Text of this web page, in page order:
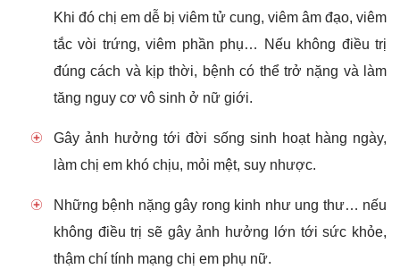
Khi đó chị em dễ bị viêm tử cung, viêm âm đạo, viêm
tắc vòi trứng, viêm phần phụ… Nếu không điều trị
đúng cách và kịp thời, bệnh có thể trở nặng và làm
tăng nguy cơ vô sinh ở nữ giới.
Gây ảnh hưởng tới đời sống sinh hoạt hàng ngày,
làm chị em khó chịu, mỏi mệt, suy nhược.
Những bệnh nặng gây rong kinh như ung thư… nếu
không điều trị sẽ gây ảnh hưởng lớn tới sức khỏe,
thậm chí tính mạng chị em phụ nữ.